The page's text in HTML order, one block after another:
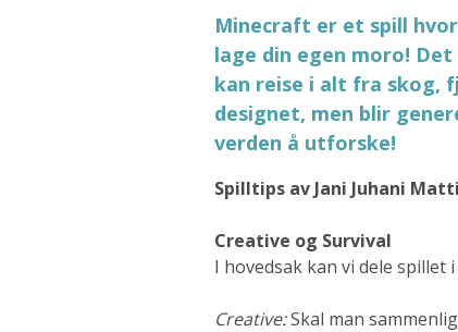
Minecraft er et spill
lage din egen moro!
kan reise i alt fra skog,
designet, men blir
verden å utforske!
Spilltips av Jani Juhani
Creative og Survival
I hovedsak kan vi dele spillet
Creative:Skal man